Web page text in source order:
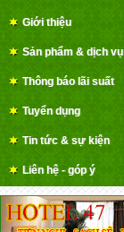
Giới thiệu
Sản phẩm & dịch vụ
Thông báo lãi suất
Tuyển dụng
Tin tức & sự kiện
Liên hệ - góp ý